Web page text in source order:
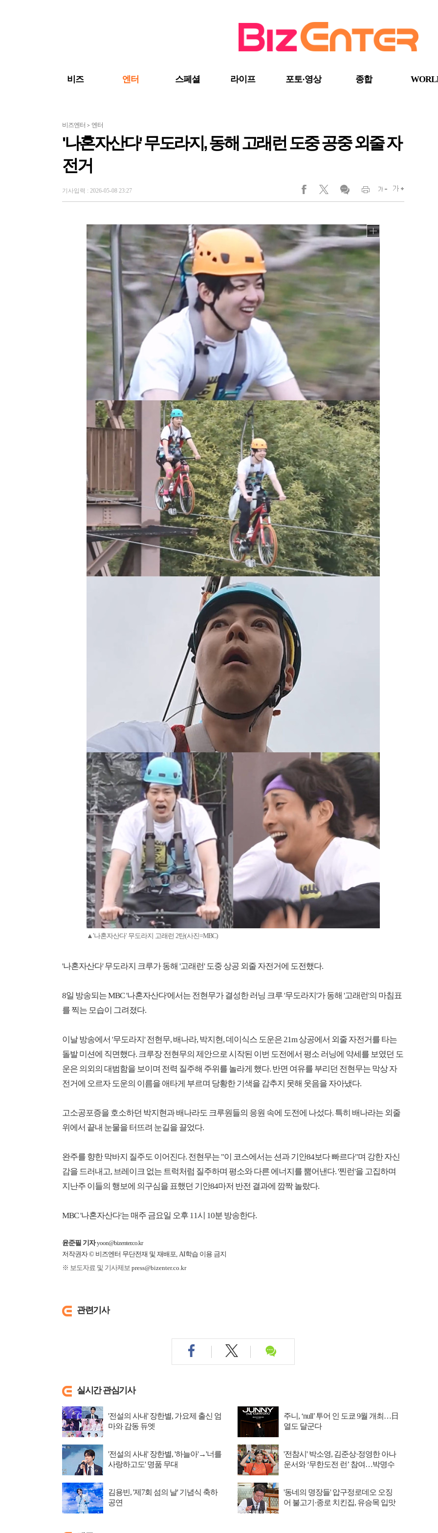
비즈 엔터 스페셜 라이프 포토·영상 종합
비즈엔터 > 엔터
'나혼자산다' 무도라지, 동해 고래런 도중 공중 외줄 자
전거
기사입력 : 2026-05-08 23:27
▲'나혼자산다' 무도라지 고래런 2탄(사진=MBC)
'나혼자산다' 무도라지 크루가 동해 '고래런' 도중 상공 외줄 자전거에 도전했다.
8일 방송되는 MBC '나혼자산다'에서는 전현무가 결성한 러닝 크루 '무도라지'가 동해 '고래런'의 마침표
를 찍는 모습이 그려졌다.
이날 방송에서 '무도라지' 전현무, 배나라, 박지현, 데이식스 도운은 21m 상공에서 외줄 자전거를 타는
돌발 미션에 직면했다. 크루장 전현무의 제안으로 시작된 이번 도전에서 평소 러닝에 약세를 보였던 도
운은 의외의 대범함을 보이며 전력 질주해 주위를 놀라게 했다. 반면 여유를 부리던 전현무는 막상 자
전거에 오르자 도운의 이름을 애타게 부르며 당황한 기색을 감추지 못해 웃음을 자아냈다.
고소공포증을 호소하던 박지현과 배나라도 크루원들의 응원 속에 도전에 나섰다. 특히 배나라는 외줄
위에서 끝내 눈물을 터뜨려 눈길을 끌었다.
완주를 향한 막바지 질주도 이어진다. 전현무는 "이 코스에서는 션과 기안84보다 빠르다"며 강한 자신
감을 드러내고, 브레이크 없는 트럭처럼 질주하며 평소와 다른 에너지를 뿜어낸다. '찐런'을 고집하며
지난주 이들의 행보에 의구심을 표했던 기안84마저 반전 결과에 깜짝 놀랐다.
MBC '나혼자산다'는 매주 금요일 오후 11시 10분 방송한다.
윤준필 기자 yoon@bizenter.co.kr
저작권자 © 비즈엔터 무단전재 및 재배포, AI학습 이용 금지
※ 보도자료 및 기사제보 press@bizenter.co.kr
관련기사
실시간 관심기사
'전설의 사내' 장한별, 가요제 출신 엄
마와 감동 듀엣
주니, ‘null’ 투어 인 도쿄 9월 개최…日
열도 달군다
'전설의 사내' 장한별, '하늘아'→'너를
사랑하고도' 명품 무대
'전참시' 박소영, 김준상·정영한 아나
운서와 ‘무한도전 런’ 참여…박명수
김용빈, '제7회 섬의 날' 기념식 축하
공연
'동네의 명장들' 압구정로데오 오징
어 불고기·종로 치킨집, 유승목 입맛